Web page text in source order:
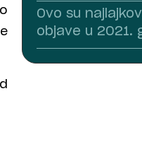
Ovo su
objave u 2021.